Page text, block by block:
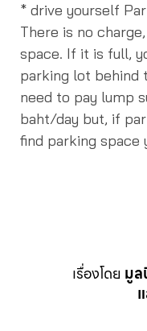
* drive yourself
There is no
space. If it is full,
parking lot behind
need to pay lump
baht/day but, if
find parking space
เรื่องโดย มูล